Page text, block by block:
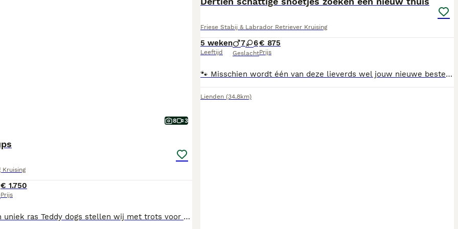
8 3
Kruising
€ 1.750
Prijs
Opzoek naar een uniek ras Teddy dogs stellen wij met trots voor aan jullie. Het prachtige nestje is een kruising tussen Korea pomeriaan x chowchow (moeder) en beschikt over een stamboom. De vader is een ras pomeriaan zonder stamboom. De pups zijn 11 weken oud en groeien op in een warme, liefdevolle huiselijke omgeving. Ze wennen aan dagelijkse geluiden, mensen en anders honden, waardoor ze goed gesocialiseerd zijn. Beschikbaar; Crème reutje Choco tan/ orange sable Moeder is aanwezig bij een bezoek. U kunt dan gelijk zien wat voor leuk ras het is. De vader dekreu is niet aanwezig. Alle inentingen gehad, beschikken over paspoort en chip. Er is bij overdracht ook een gezondheidsverklaring van de dierenarts die u mee krijgt. Info ras https: teddydog.nl
Friese Stabij & Labrador Retriever Kruising
5 weken
Leeftijd
7 6
Geslacht
€ 875
Prijs
🐾 Misschien wordt één van deze lieverds wel jouw nieuwe beste vriend! ❤️ Op 28 juni zijn wij met z'n 13-en geboren en we groeien op in een liefdevolle, huiselijke omgeving in Lienden. We zijn een vrolijk nest van 7 stoere reutjes en 6 lieve teefjes, in verschillende kleuren: licht, donkerbruin en zwart. Onze papa is een Labrador Retriever × Labradoodle en onze mama een Friese Stabij x Labrador Retriever. Daardoor combineren we het vriendelijke en speelse karakter van de Labrador met de intelligentie, trouw en nieuwsgierigheid van de Friese Stabij. We zijn sociaal, aanhankelijk, leergierig en dol op gezelligheid – eigenschappen die ons fijne gezinshonden maken. Vanaf 8 weken zijn ze klaar om uit te vliegen naar een warm en liefdevol thuis. Tegen die tijd zijn we: 🐶 Gechipt 💉 Gevaccineerd 🪱 Meerdere keren ontwormd 🩺 Nagekeken door de dierenarts 📘 Voorzien van een Europees paspoort Ben je benieuwd of één van ons bij jouw gezin past? Je bent van harte welkom om kennis te komen maken. Wie weet kiezen wij jou wel uit! 💛
Lienden (34.8km)